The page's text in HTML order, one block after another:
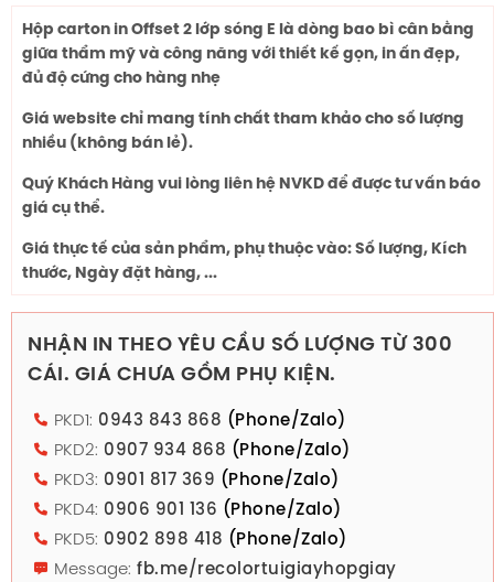
Hộp carton in Offset 2 lớp sóng E là dòng bao bì cân bằng
giữa thẩm mỹ và công năng với thiết kế gọn, in ấn đẹp,
đủ độ cứng cho hàng nhẹ
Giá website chỉ mang tính chất tham khảo cho số lượng
nhiều (không bán lẻ).
Quý Khách Hàng vui lòng liên hệ NVKD để được tư vấn báo
giá cụ thể.
Giá thực tế của sản phẩm, phụ thuộc vào: Số lượng, Kích
thước, Ngày đặt hàng, ...
NHẬN IN THEO YÊU CẦU SỐ LƯỢNG TỪ 300
CÁI. GIÁ CHƯA GỒM PHỤ KIỆN.
PKD1: 0943 843 868 (Phone/Zalo)
PKD2: 0907 934 868 (Phone/Zalo)
PKD3: 0901 817 369 (Phone/Zalo)
PKD4: 0906 901 136 (Phone/Zalo)
PKD5: 0902 898 418 (Phone/Zalo)
Message: fb.me/recolortuigiayhopgiay